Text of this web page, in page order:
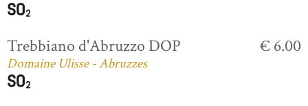
Trebbiano d'Abruzzo DOP
Domaine Ulisse - Abruzzes
€ 6.00